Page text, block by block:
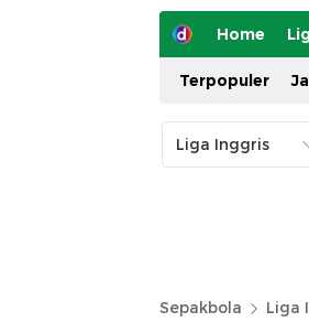
Home
Terpopuler
Sepakbola Liga